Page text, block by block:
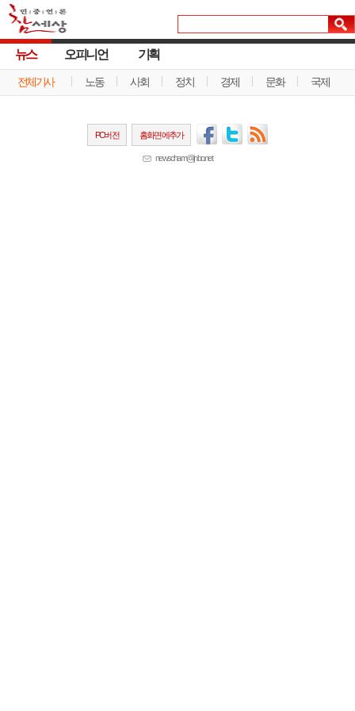
뉴스
전체기사 노동 사회 정치 경제 문화 국제
오피니언 기획
PC버전 홈화면에추가
newscham@jinbo.net